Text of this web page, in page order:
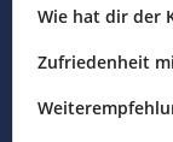
Wie hat dir der
Zufriedenheit